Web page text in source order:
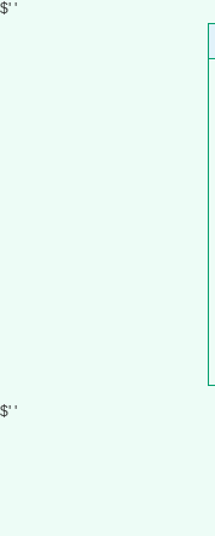
$' '
$' '